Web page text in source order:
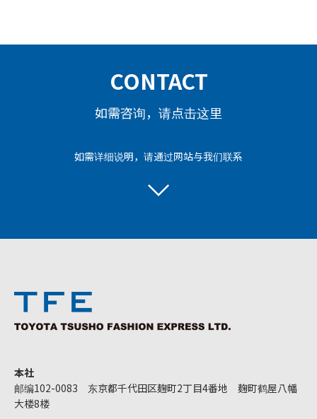
CONTACT
如需咨询，请点击这里
如需详细说明，请通过网站与我们联系
本社
邮编102-0083 东京都千代田区麹町2丁目4番地 麹町鹤屋八幡
大楼8楼